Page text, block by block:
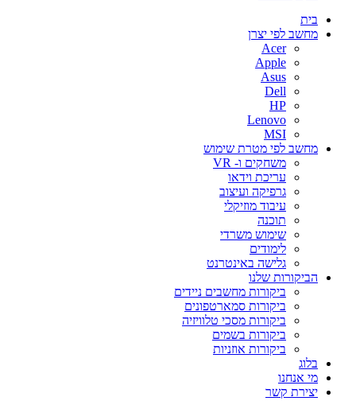
בית
מחשב לפי יצרן
Acer
Apple
Asus
Dell
HP
Lenovo
MSI
מחשב לפי מטרת שימוש
משחקים ו- VR
עריכת וידאו
גרפיקה ועיצוב
עיבוד מוזיקלי
תוכנה
שימוש משרדי
לימודים
גלישה באינטרנט
הביקורות שלנו
ביקורות מחשבים ניידים
ביקורות סמארטפונים
ביקורות מסכי טלוויזיה
ביקורות בשמים
ביקורות אוזניות
בלוג
מי אנחנו
יצירת קשר